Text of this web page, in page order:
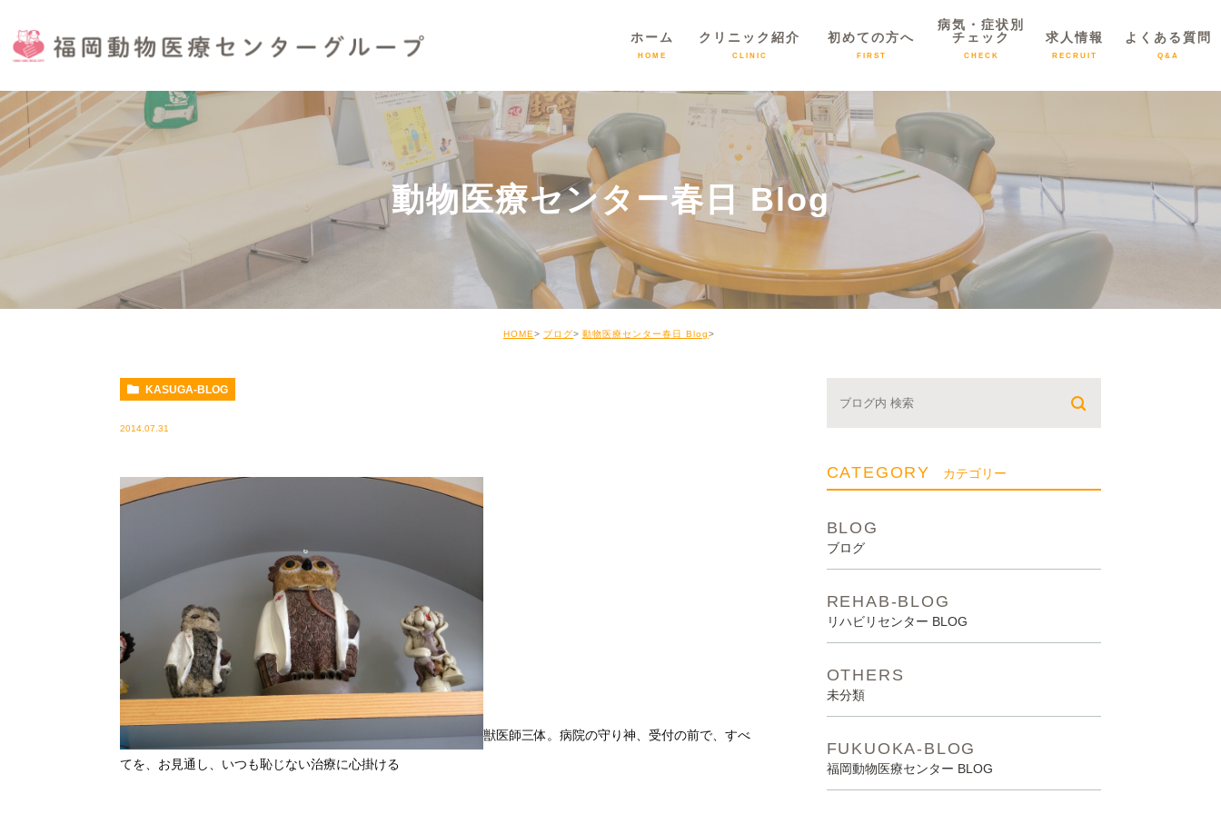
ホーム
HOME
クリニック紹介
CLINIC
初めての方へ
FIRST
病気・症状別
チェック
CHECK
求人情報
RECRUIT
よくある質問
Q&A
動物医療センター春日 Blog
HOME ブログ 動物医療センター春日 Blog
KASUGA-BLOG
2014.07.31
獣医師三体。病院の守り神、受付の前で、すべ
てを、お見通し、いつも恥じない治療に心掛ける
CATEGORY カテゴリー
BLOG
ブログ
REHAB-BLOG
リハビリセンター BLOG
OTHERS
未分類
FUKUOKA-BLOG
福岡動物医療センター BLOG